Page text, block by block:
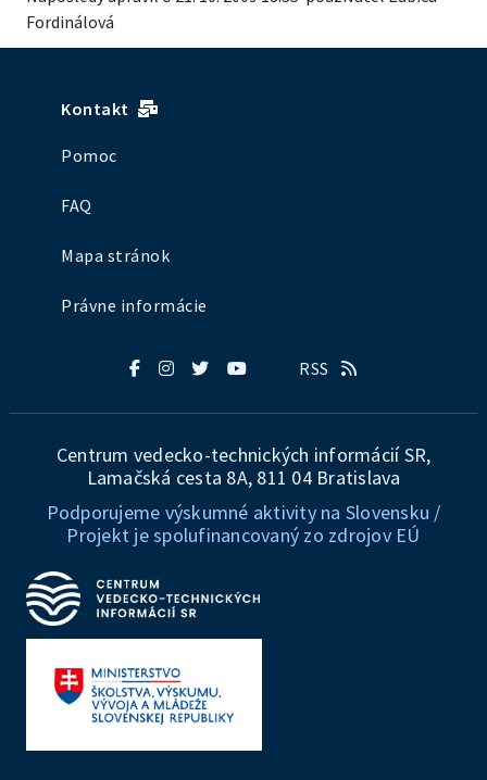
Fordinálová
Kontakt
Pomoc
FAQ
Mapa stránok
Právne informácie
RSS
Centrum vedecko-technických informácií SR,
Lamačská cesta 8A, 811 04 Bratislava
Podporujeme výskumné aktivity na Slovensku /
Projekt je spolufinancovaný zo zdrojov EÚ